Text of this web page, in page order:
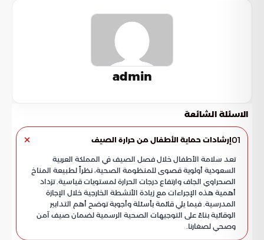
admin
الاسئلة الشائعة
01إرشادات حماية الأطفال من حرارة الصيف
تعد سلامة الأطفال خلال فصل الصيف في المملكة العربية
السعودية أولوية قصوى للمنظومة الصحية، نظراً لطبيعة المناخ
الصحراوي الجاف وارتفاع درجات الحرارة لمستويات قياسية. تزداد
أهمية هذه الإجراءات مع زيادة الأنشطة الخارجية خلال الإجازة
المدرسية. فيما يلي قائمة بأسئلة وأجوبة توضح أهم التدابير
الوقائية بناءً على التوجيهات الصحية الرسمية لضمان صيف آمن
وصحي لصغارنا.